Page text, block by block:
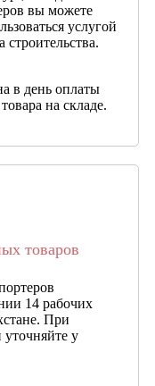
вы можете
услугой
строительства.
в день оплаты
на складе.
товаров
14 рабочих
При
уточняйте у